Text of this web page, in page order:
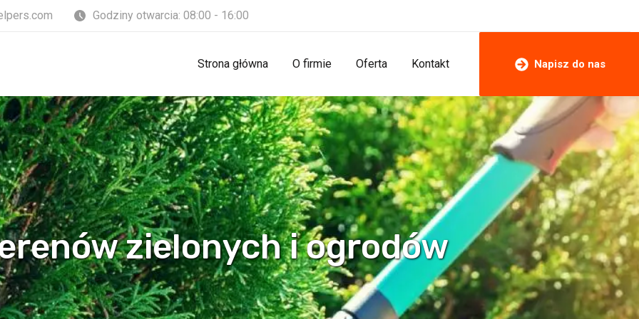
Godziny otwarcia: 08:00 - 16:00
Strona główna O firmie Oferta Kontakt Napisz do nas
zielonych i ogrodów